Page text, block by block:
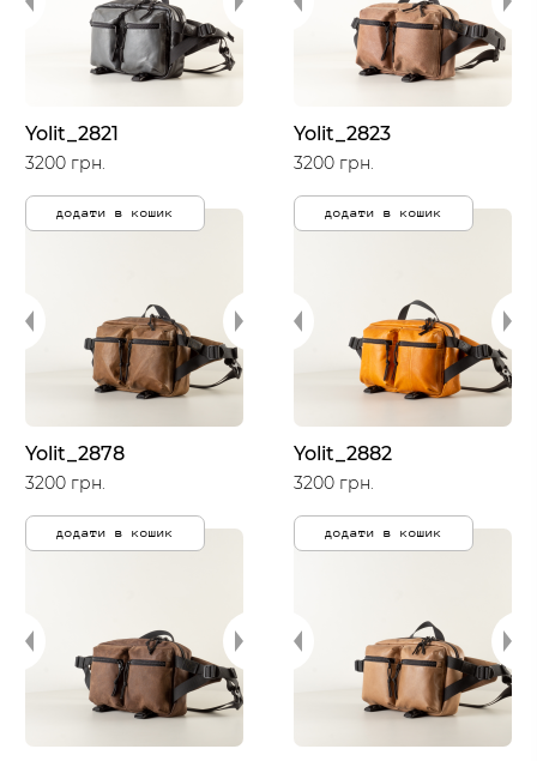
Yolit_2821
3200 грн.
додати в кошик
Yolit_2823
3200 грн.
додати в кошик
Yolit_2878
3200 грн.
додати в кошик
Yolit_2882
3200 грн.
додати в кошик